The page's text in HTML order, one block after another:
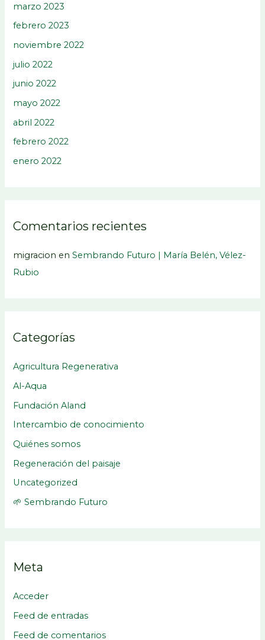
marzo 2023
febrero 2023
noviembre 2022
julio 2022
junio 2022
mayo 2022
abril 2022
febrero 2022
enero 2022
Comentarios recientes
migracion enSembrando Futuro | María Belén, Vélez-
Rubio
Categorías
Agricultura Regenerativa
Al-Aqua
Fundación Aland
Intercambio de conocimiento
Quiénes somos
Regeneración del paisaje
Uncategorized
🌱 Sembrando Futuro
Meta
Acceder
Feed de entradas
Feed de comentarios